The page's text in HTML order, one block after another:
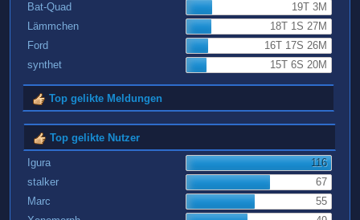
Bat-Quad
19T 3M
Lämmchen
18T 1S 27M
Ford
16T 17S 26M
synthet
15T 6S 20M
Top gelikte Meldungen
Top gelikte Nutzer
Igura
116
stalker
67
Marc
55